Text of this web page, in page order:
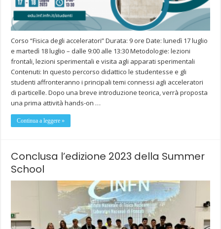
Corso “Fisica degli acceleratori” Durata: 9 ore Date: lunedì 17 luglio
e martedì 18 luglio – dalle 9:00 alle 13:30 Metodologie: lezioni
frontali, lezioni sperimentali e visita agli apparati sperimentali
Contenuti: In questo percorso didattico le studentesse e gli
studenti affronteranno i principali temi connessi agli acceleratori
di particelle. Dopo una breve introduzione teorica, verrà proposta
una prima attività hands-on …
Continua a leggere »
Conclusa l’edizione 2023 della Summer
School